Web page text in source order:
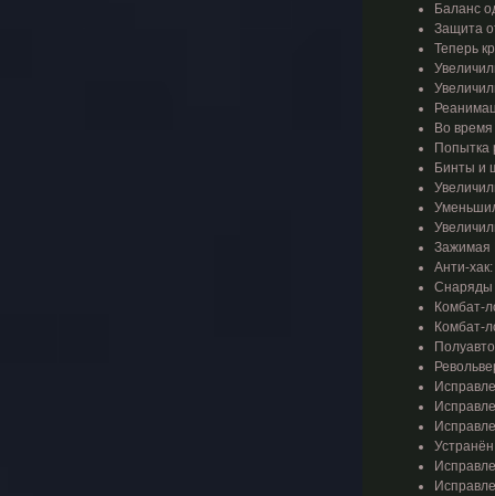
Баланс
Защита
Теперь
Во
Попытка
Бинты и
Зажимая
Анти-
Снаряды
Комбат-
Комбат-